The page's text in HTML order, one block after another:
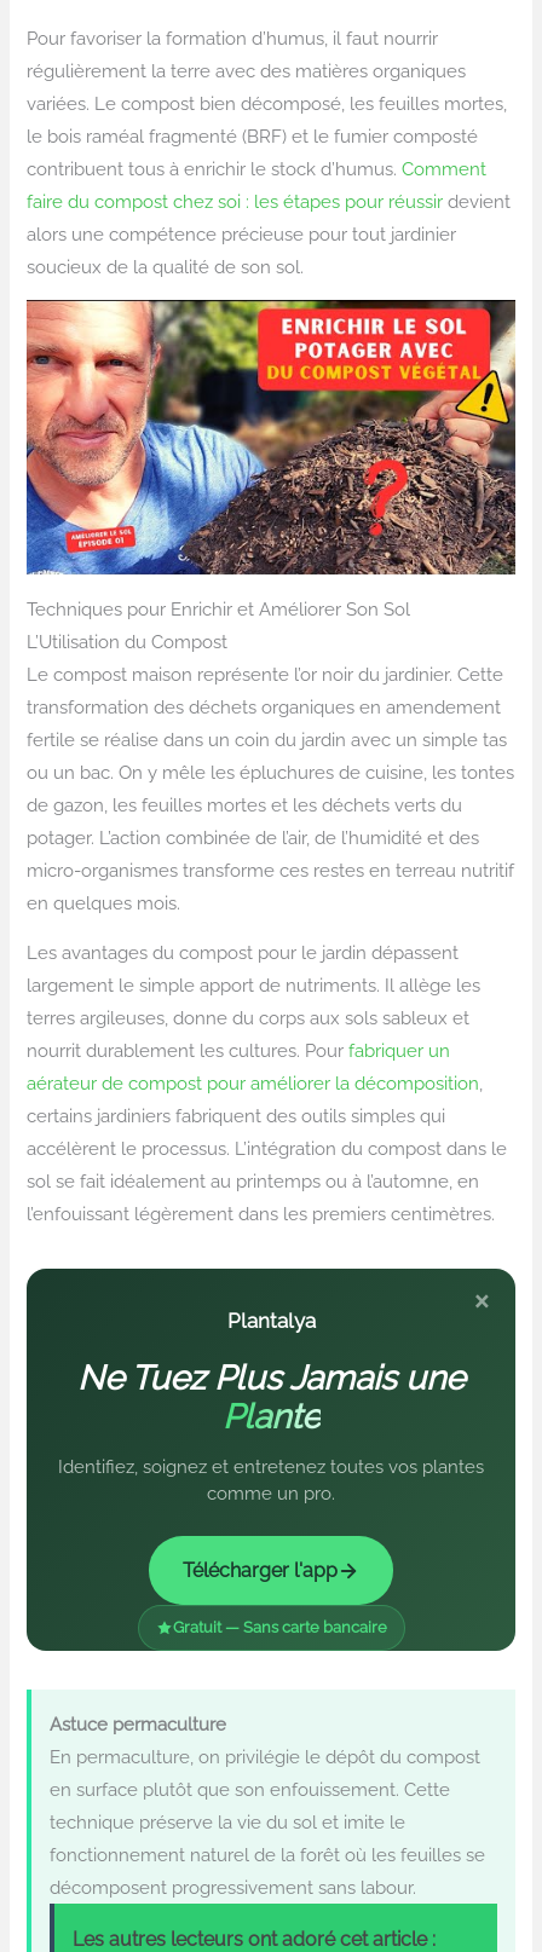
Pour favoriser la formation d’humus, il faut nourrir
régulièrement la terre avec des matières organiques
variées. Le compost bien décomposé, les feuilles mortes,
le bois raméal fragmenté (BRF) et le fumier composté
contribuent tous à enrichir le stock d’humus.Comment
faire du compost chez soi : les étapes pour réussir devient
alors une compétence précieuse pour tout jardinier
soucieux de la qualité de son sol.
Techniques pour Enrichir et Améliorer Son Sol
L’Utilisation du Compost
Le compost maison représente l’or noir du jardinier. Cette
transformation des déchets organiques en amendement
fertile se réalise dans un coin du jardin avec un simple tas
ou un bac. On y mêle les épluchures de cuisine, les tontes
de gazon, les feuilles mortes et les déchets verts du
potager. L’action combinée de l’air, de l’humidité et des
micro-organismes transforme ces restes en terreau nutritif
en quelques mois.
Les avantages du compost pour le jardin dépassent
largement le simple apport de nutriments. Il allège les
terres argileuses, donne du corps aux sols sableux et
nourrit durablement les cultures. Pourfabriquer un
aérateur de compost pour améliorer la décomposition
certains jardiniers fabriquent des outils simples qui
accélèrent le processus. L’intégration du compost dans le
sol se fait idéalement au printemps ou à l’automne, en
l’enfouissant légèrement dans les premiers centimètres.
×
Plantalya
Ne Tuez Plus Jamais une
Plante
Identifiez, soignez et entretenez toutes vos plantes
comme un pro.
Télécharger l'app
Gratuit — Sans carte bancaire
Astuce permaculture
En permaculture, on privilégie le dépôt du compost
en surface plutôt que son enfouissement. Cette
technique préserve la vie du sol et imite le
fonctionnement naturel de la forêt où les feuilles se
décomposent progressivement sans labour.
Les autres lecteurs ont adoré cet article :